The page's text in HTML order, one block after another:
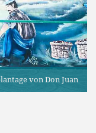
von Don Juan